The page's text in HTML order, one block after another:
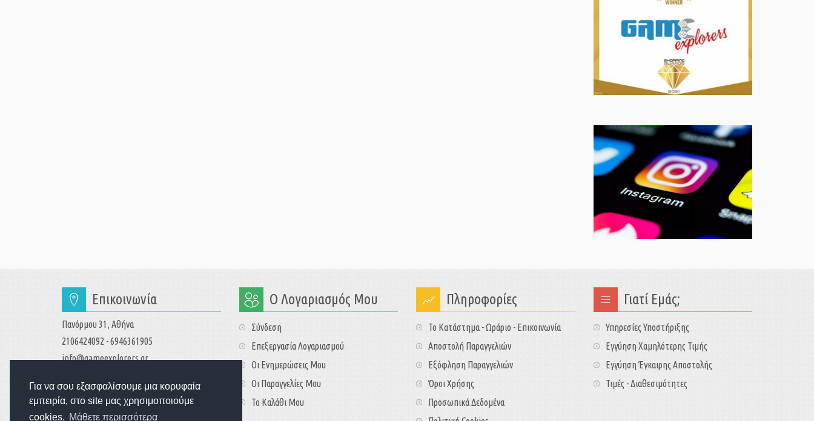
Για να σου εξασφαλίσουμε μια κορυφαία
εμπειρία, στο site μας χρησιμοποιούμε
cookies. Μάθετε περισσότερα
Επικοινωνία
Πανόρμου 31, Αθήνα
2106424092 - 6946361905
info@gameexplorers.gr
Ο Λογαριασμός Μου
Σύνδεση
Επεξεργασία Λογαριασμού
Οι Ενημερώσεις Μου
Οι Παραγγελίες Μου
Το Καλάθι Μου
Πληροφορίες
Το Κατάστημα - Ωράριο - Επικοινωνία
Αποστολή Παραγγελιών
Εξόφληση Παραγγελιών
Όροι Χρήσης
Προσωπικά Δεδομένα
Γιατί Εμάς;
Υπηρεσίες Υποστήριξης
Εγγύηση Χαμηλότερης Τιμής
Εγγύηση Έγκαιρης Αποστολής
Τιμές - Διαθεσιμότητες